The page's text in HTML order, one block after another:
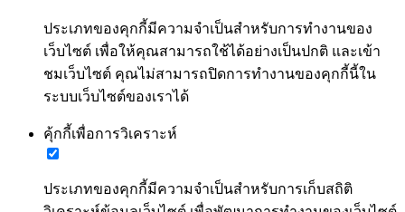
ประเภทของคุกกี้มีความจำเป็นสำหรับการทำงานของ
เว็บไซต์ เพื่อให้คุณสามารถใช้ได้อย่างเป็นปกติ และเข้า
ชมเว็บไซต์ คุณไม่สามารถปิดการทำงานของคุกกี้นี้ใน
ระบบเว็บไซต์ของเราได้
คุ้กกี้เพื่อการวิเคราะห์
ประเภทของคุกกี้มีความจำเป็นสำหรับการเก็บสถิติ